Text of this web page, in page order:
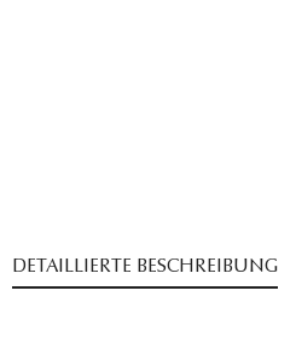
DETAILLIERTE BESCHREIBUNG